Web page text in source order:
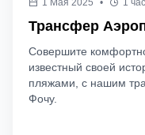
1 Мая 2025 • 1
Трансфер
Совершите
известный своей
пляжами, с нашим
Фочу.